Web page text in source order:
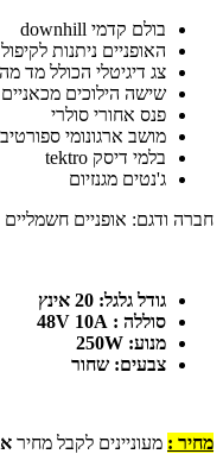
בולם קדמי downhill
האופניים ניתנות לקיפול
צג דיגיטלי הכולל מד
שישה הילוכים
פנס אחורי סולרי
מושב ארגונומי
בלמי דיסק tektro
ג'נטים מגנזיום
חברה ודגם: אופניים חשמליים קולט
גודל גלגל: 20 אינץ
סוללה : 48V 10A
מנוע: 250W
צבעים: שחור
מחיר : מעוניינים לקבל מחיר